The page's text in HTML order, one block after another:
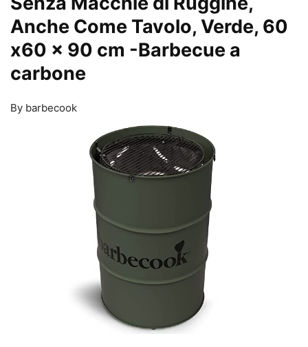
Anche Come Tavolo, Verde, 60
x60 x 90 cm -Barbecue a
carbone
By barbecook